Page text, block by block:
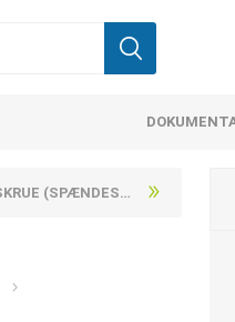
6304 BRUNERET STÅL KL. 5.8 TYPE E M20X110 (1 STK)